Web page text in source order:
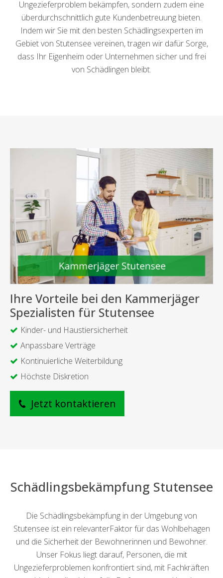
Ungezieferproblem bekämpfen, sondern zudem eine
überdurchschnittlich gute Kundenbetreuung bieten.
Indem wir Sie mit den besten Schädlingsexperten im
Gebiet von Stutensee vereinen, tragen wir dafür Sorge,
dass Ihr Eigenheim oder Unternehmen sicher und frei
von Schädlingen bleibt.
Ihre Vorteile bei den Kammerjäger
Spezialisten für Stutensee
Kinder- und Haustiersicherheit
Anpassbare Verträge
Kontinuierliche Weiterbildung
Höchste Diskretion
Jetzt kontaktieren
Schädlingsbekämpfung Stutensee
Die Schädlingsbekämpfung in der Umgebung von
Stutensee ist ein relevanterFaktor für das Wohlbehagen
und die Sicherheit der Bewohnerinnen und Bewohner.
Unser Fokus liegt darauf, Personen, die mit
Ungezieferproblemen konfrontiert sind, mit Fachkräften